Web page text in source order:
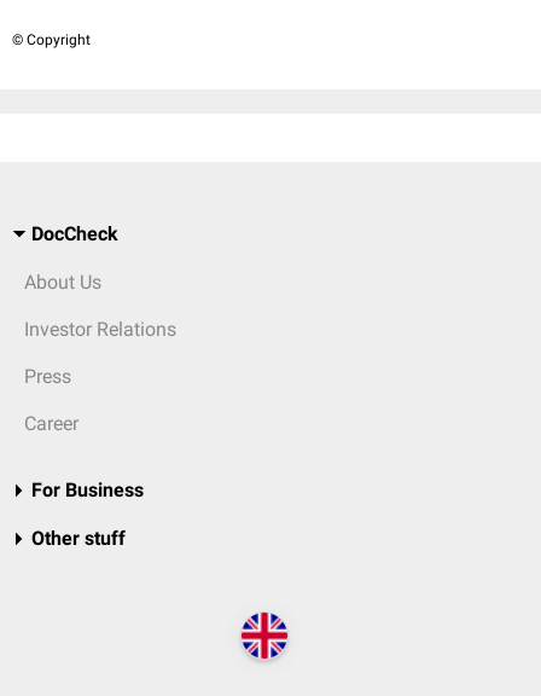
© Copyright
DocCheck
About Us
Investor Relations
Press
Career
For Business
Other stuff